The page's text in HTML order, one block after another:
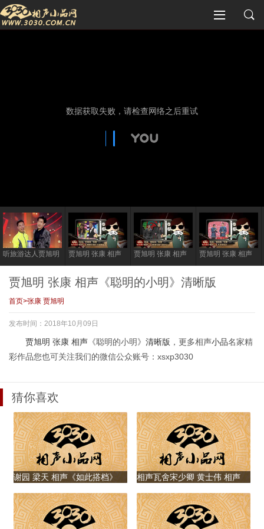
听旅游达人贾旭明
聊聊旅游那点事，
张康瘦脱相不敢辨
认
贾旭明 张康 相声
《康康会客厅大龄
剩女》清晰版
贾旭明 张康 相声
《康康会客厅歌
手》清晰版
贾旭明 张康 相声
《儿歌新唱》清晰
版
贾旭明 张康 相声
《聪明的小明》清
晰版
张康 贾旭明 关晓
彤 小品《好想谈恋
爱》
贾旭明 张康 王凯
王鹏程 相声剧《华
山论剑》
张康 贾旭明 相声
《美食家》
贾旭明 张康 相声
《逍遥游》
贾旭明 张康 相声
《学电台》
贾旭明 张康 相声
《比比皆是》
贾旭明 张康 相声
《北京攻略》
贾旭明 张康 相声
《比比皆是》
贾旭明 张康 相声
《焦点2加2》
张康 贾旭明 相声
《康康会客厅之旅
游》
张康 贾旭明 小品
《你好网红》
贾旭明 张康 相声《聪明的小明》清晰版
首页>张康 贾旭明
发布时间：2018年10月09日
贾旭明 张康 相声 《聪明的小明》 清晰版 ，更多相声小品名家精
彩作品您也可关注我们的微信公众账号：xsxp3030
猜你喜欢
谢园 梁天 相声《如此搭档》
相声瓦舍宋少卿 黄士伟 相声